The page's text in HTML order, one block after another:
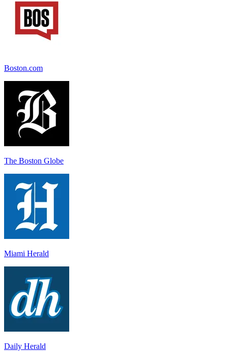
Boston.com
The Boston Globe
Miami Herald
Daily Herald